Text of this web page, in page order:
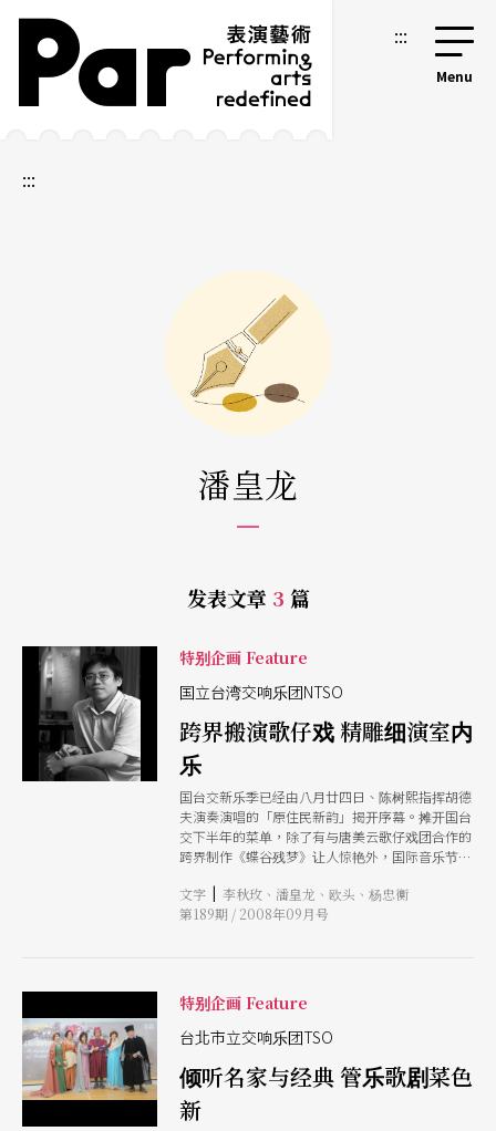
跳到主要内容区块
网站导览 :::
:::
潘皇龙
发表文章 3 篇
特别企画 Feature
国立台湾交响乐团NTSO
跨界搬演歌仔戏 精雕细演室内
乐
国台交新乐季已经由八月廿四日、陈树熙指挥胡德
夫演奏演唱的「原住民新韵」揭开序幕。摊开国台
交下半年的菜单，除了有与唐美云歌仔戏团合作的
跨界制作《蝶谷残梦》让人惊艳外，国际音乐节的
也令人拭目以待。
文字 | 李秋玫、潘皇龙、欧头、杨忠衡
第189期 / 2008年09月号
特别企画 Feature
台北市立交响乐团TSO
倾听名家与经典 管乐歌剧菜色
新